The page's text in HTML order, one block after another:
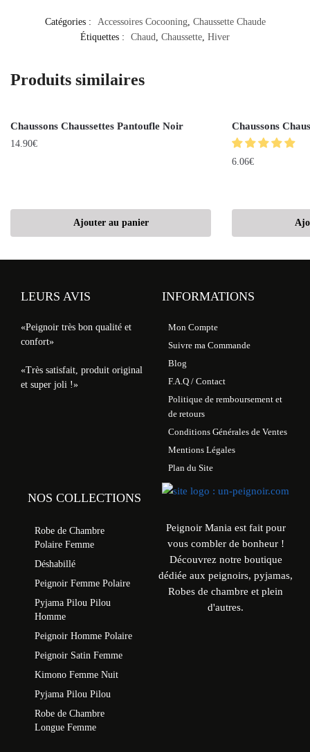
Catégories : Accessoires Cocooning, Chaussette Chaude
Étiquettes :
Chaud Chaussette Hiver
Produits similaires
Chaussons Chaussettes Pantoufle Noir
14.90€
Ajouter au panier
Chaussons
6.06€
LEURS AVIS
«Peignoir très bon qualité et
confort»
«Très satisfait, produit original
et super joli !»
INFORMATIONS
Mon Compte
Suivre ma Commande
Blog
F.A.Q / Contact
Politique de remboursement et
de retours
Conditions Générales de Ventes
Mentions Légales
Plan du Site
NOS COLLECTIONS
Robe de Chambre
Polaire Femme
Déshabillé
Peignoir Femme Polaire
Pyjama Pilou Pilou
Homme
Peignoir Homme Polaire
Peignoir Satin Femme
Kimono Femme Nuit
Pyjama Pilou Pilou
Robe de Chambre
Longue Femme
Peignoir Mania est fait pour
vous combler de bonheur !
Découvrez notre boutique
dédiée aux peignoirs, pyjamas,
Robes de chambre et plein
d'autres.